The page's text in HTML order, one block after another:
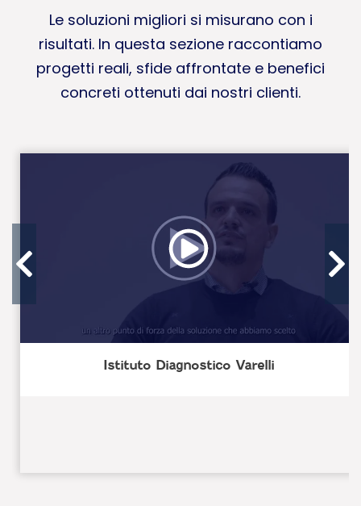
Le soluzioni migliori si misurano con i
risultati. In questa sezione raccontiamo
progetti reali, sfide affrontate e benefici
concreti ottenuti dai nostri clienti.
Istituto Diagnostico Varelli